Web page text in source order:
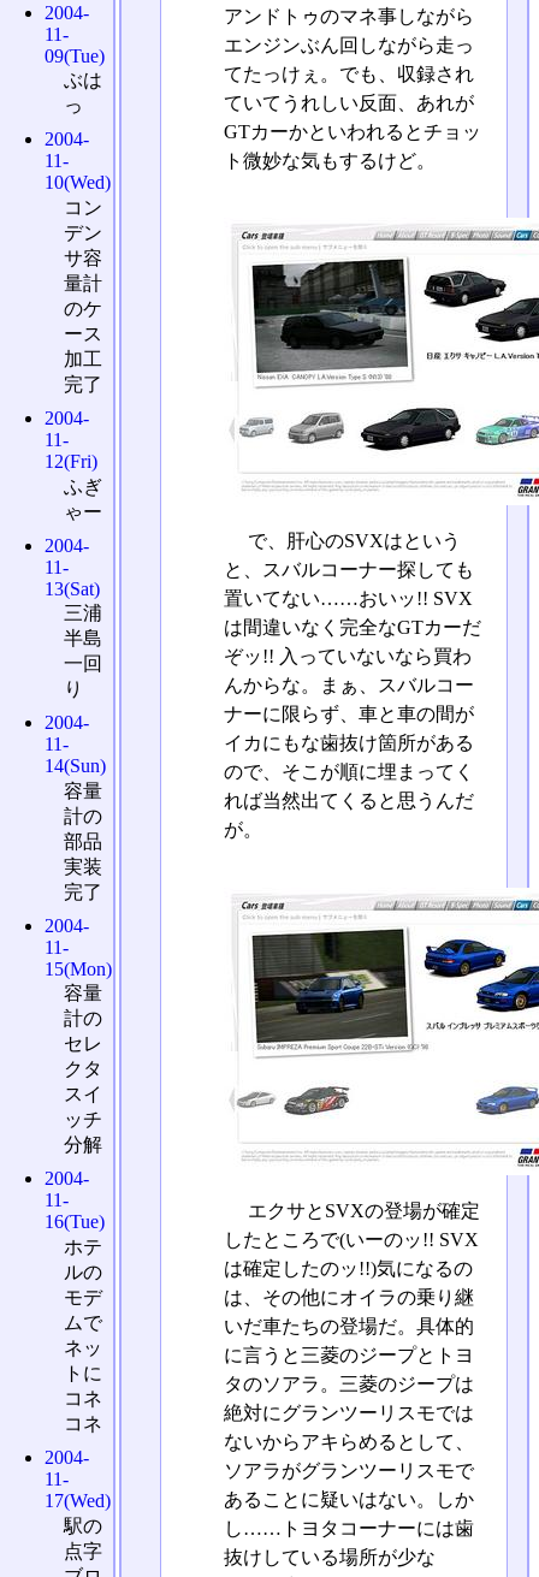
アンドトゥのマネ事しながら
エンジンぶん回しながら走っ
てたっけぇ。でも、収録され
ていてうれしい反面、あれが
GTカーかといわれるとチョッ
ト微妙な気もするけど。
で、肝心のSVXはという
と、スバルコーナー探しても
置いてない……おいッ!! SVX
は間違いなく完全なGTカーだ
ぞッ!! 入っていないなら買わ
んからな。まぁ、スバルコー
ナーに限らず、車と車の間が
イカにもな歯抜け箇所がある
ので、そこが順に埋まってく
れば当然出てくると思うんだ
が。
エクサとSVXの登場が確定
したところで(いーのッ!! SVX
は確定したのッ!!)気になるの
は、その他にオイラの乗り継
いだ車たちの登場だ。具体的
に言うと三菱のジープとトヨ
タのソアラ。三菱のジープは
絶対にグランツーリスモでは
ないからアキらめるとして、
ソアラがグランツーリスモで
あることに疑いはない。しか
し……トヨタコーナーには歯
抜けしている場所が少な
2004-
11-
09(Tue)
ぶは
っ
2004-
11-
10(Wed)
コン
デン
サ容
量計
のケ
ース
加工
完了
2004-
11-
12(Fri)
ふぎ
ゃー
2004-
11-
13(Sat)
三浦
半島
一回
り
2004-
11-
14(Sun)
容量
計の
部品
実装
完了
2004-
11-
15(Mon)
容量
計の
セレ
クタ
スイ
ッチ
分解
2004-
11-
16(Tue)
ホテ
ルの
モデ
ムで
ネッ
トに
コネ
コネ
2004-
11-
17(Wed)
駅の
点字